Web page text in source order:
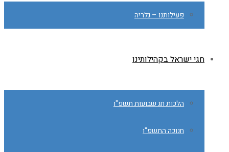
פעילותנו – גלריה
חגי ישראל בקהילותינו
הלכות חג שבועות תשפ"ו
חנוכה התשפ"ו